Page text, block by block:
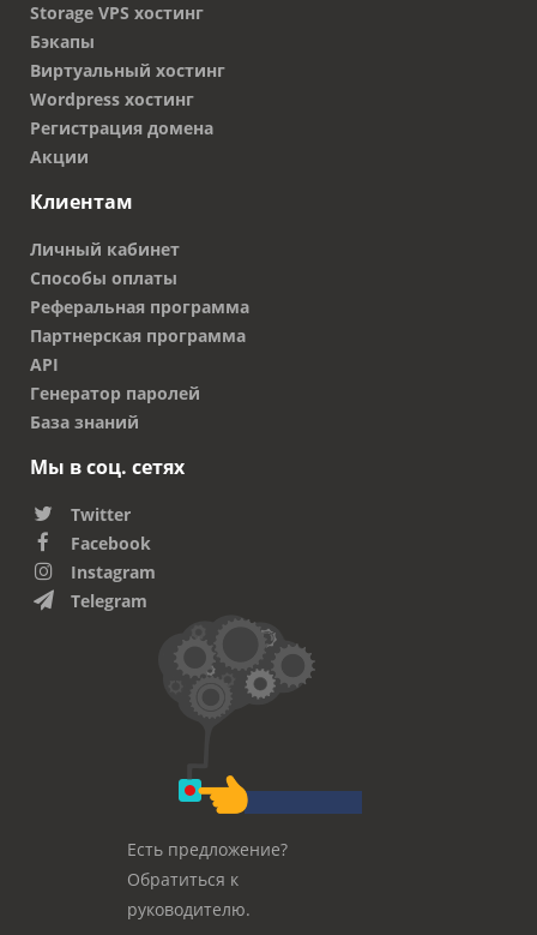
Storage VPS хостинг
Бэкапы
Виртуальный хостинг
Wordpress хостинг
Регистрация домена
Акции
Клиентам
Личный кабинет
Способы оплаты
Реферальная программа
Партнерская программа
API
Генератор паролей
База знаний
Мы в соц. сетях
Twitter
Facebook
Instagram
Telegram
Есть предложение?
Обратиться к
руководителю.